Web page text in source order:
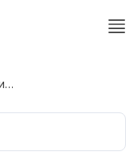
Магазин Детских Товаров, Логотип с Нарисованной Линией Обезьяны